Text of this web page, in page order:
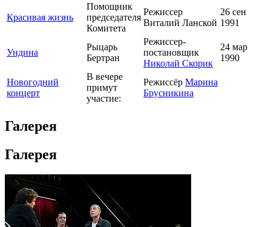
Красивая жизнь
Помощник
председателя
Комитета
Режиссер
Виталий Ланской
26 сен
1991
Ундина
Рыцарь
Бертран
Режиссер-
постановщик
Николай Скорик
24 мар
1990
Новогодний
концерт
В вечере
примут
участие:
Режиссёр Марина
Брусникина
Галерея
Галерея